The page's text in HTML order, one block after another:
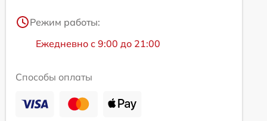
Режим работы:
Ежедневно с 9:00 до 21:00
Способы оплаты